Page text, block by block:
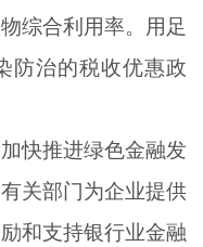
综合利用率。用足
防治的税收优惠政
快推进绿色金融发
关部门为企业提供
和支持银行业金融